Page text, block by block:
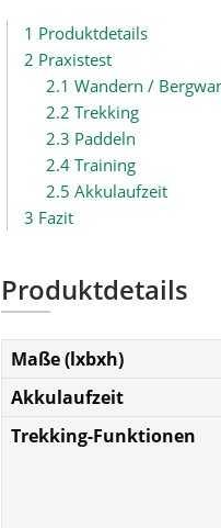
1 Produktdetails
2 Praxistest
2.1 Wandern /
2.2 Trekking
2.3 Paddeln
2.4 Training
2.5 Akkulaufzeit
3 Fazit
Produktdetails
Maße (lxbxh)
Akkulaufzeit
Trekking-Funktionen